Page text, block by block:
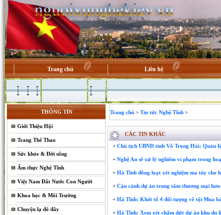
Trang chủ Liên hệ
THÔNG TIN
Giới Thiệu Hội
Trang Thể Thao
Sức khỏe & Đời sống
Ẩm thực Nghệ Tĩnh
Việt Nam Đất Nước Con Người
Khoa học & Môi Trường
Chuyện lạ đó đây
Trang chủ > Tin tức Nghệ Tĩnh >
CÁC TIN KHÁC
+ Chủ tịch UBND tỉnh Võ Trọng Hải: Quản
+ Nghệ An sẽ xử lý nghiêm vi phạm trong
+ Hà Tĩnh đồng loạt xét nghiệm ma túy cho
+ Cận cảnh dự án trung tâm thương mại
+ Hà Tĩnh: Khởi tố 4 đối tượng về tội Mua
+ Hà Tĩnh: Xem xét chấm dứt dự án khu du